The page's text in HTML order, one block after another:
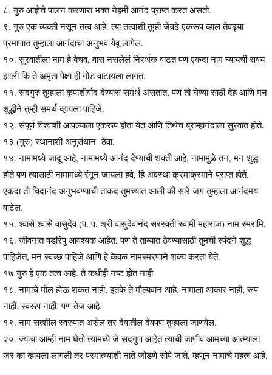
८. गुरु आज्ञेचे पालन करणारा भक्त नेहमी आनंद प्राप्त करत असतो.
९. गुरु एक व्यक्ती नसून तत्व आहे. त्या तत्वाशी तुम्ही जेवढे एकरूप व्हाल तेवढ्या
प्रमाणात तुम्हाला आनंदाचा अनुभव येवू लागेल.
१०. सुरवातीला नाम हे बेचव, वास नसलेलं निरर्थक वाटत पण एकदा नाम घ्यायची सवय
झाली कि ते अमृता पेक्षा ही गोड वाटायला लागत.
११. सदगुरु तुम्हाला कृपाशीर्वाद देण्यास समर्थ असतात, पण तो घेण्या साठी देह आणि मन
शुद्धीने तुम्ही समर्थ व्हायला पाहिजे.
१२. संपूर्ण विश्वाशी आपल्याला एकरूप होता येत आणि तिथेच ब्राम्हानंदाला सुरवात होते.
१३ (गुरु) स्थानाशी अनुसंधान ठेवा.
१४. नामामध्ये जादू आहे, नामामध्ये आनंद देण्याची शक्ती आहे, नामामुळे तन, मन शुद्ध
होते पण त्यासाठी नामामध्ये रंगून जायला हवे, हि अवस्था क्रमाक्रमाने प्राप्त होते.
एकदा तो चिदानंद अनुभवण्याची ताकद तुमच्यात आली की सारे जग तुम्हाला आनंदमय
वाटेल.
१५. श्वासे श्वासे वासुदेव (प. प. श्री वासुदेवानंद सरस्वती स्वामी महाराज) नाम स्मरामि.
१६. जीवनात षडरिपु आवश्यक आहेत, पण ते ताब्यात ठेवण्यासाठी तुमची स्पंदने शुद्ध
पाहिजेत, मन स्वच्छ पाहिजे आणि हे केवळ नामस्मरणाने शक्य करता येते.
१७ गुरु हे एक तत्व आहे. ते कधीही नष्ट होत नाही.
१८. नामाचे मोल होऊ शकत नाही, इतके ते मौल्यवान आहे. नामाला आकार नाही, रूप
नाही, स्वरूप नाही, पण तेज आहे.
१९. नाम सत्शील स्वरुपात असेल तर देवातील देवपण तुम्हाला जाणवेल.
२०. ज्याचा आम्ही नाम घेतो त्यामध्ये जे सदगुण आहेत त्याची जाणीव आमच्या आत्म्याला
जर का व्हायला लागली तर परमात्म्याशी नाते जोडणे सोपे जाते, म्हणून नामाचे महत्व आहे.